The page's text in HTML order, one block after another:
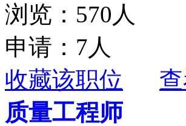
浏览：570人
申请：7人
收藏该职位
质量工程师